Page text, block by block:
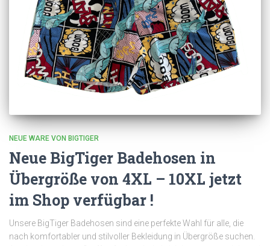
NEUE WARE VON BIGTIGER
Neue BigTiger Badehosen in
Übergröße von 4XL – 10XL jetzt
im Shop verfügbar !
Unsere BigTiger Badehosen sind eine perfekte Wahl für alle, die
nach komfortabler und stilvoller Bekleidung in Übergröße suchen.